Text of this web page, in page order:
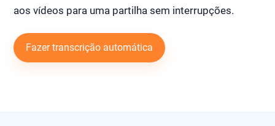
aos vídeos para uma partilha sem interrupções.
Fazer transcrição automática